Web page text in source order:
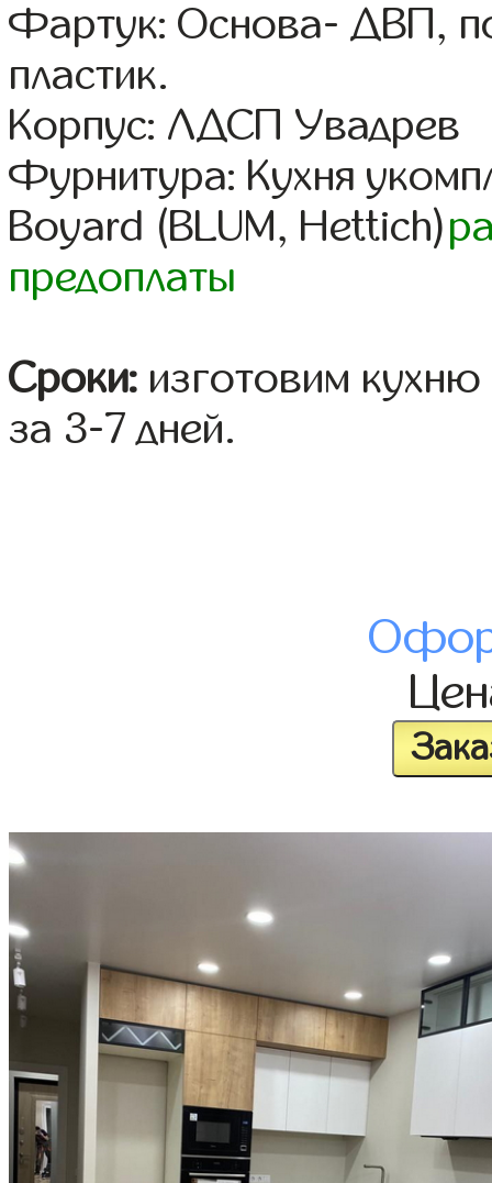
Фартук: Основа- ДВП,
пластик.
Корпус: ЛДСП Увадрев
Фурнитура: Кухня
Boyard (BLUM, Hettich)
предоплаты
Сроки: изготовим
за 3-7 дней.